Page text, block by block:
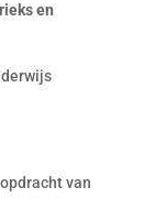
en
van